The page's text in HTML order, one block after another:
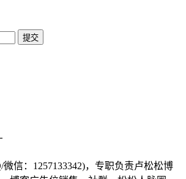
微信：1257133342)，专职负责卢松松博